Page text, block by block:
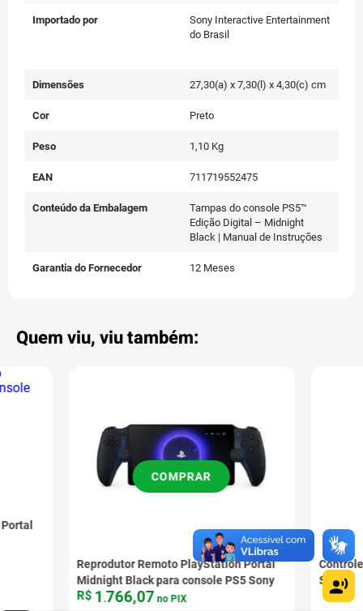
Importado por
Sony Interactive Entertainment
do Brasil
Dimensões 27,30(a) x 7,30(l) x 4,30(c) cm
Cor Preto
Peso 1,10 Kg
EAN 711719552475
Conteúdo da Embalagem
Tampas do console PS5™
Edição Digital – Midnight
Black | Manual de Instruções
Garantia do Fornecedor 12 Meses
Quem viu, viu também:
Reprodutor Remoto PlayStation Portal
Midnight Black para console PS5 Sony
R$ 1 .766,07 no PIX
COMPRAR
Sony